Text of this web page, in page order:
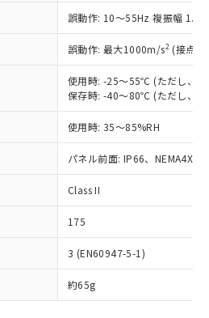
誤動作: 10～55Hz 複振幅
誤動作: 最大1000m/s2 (接点
使用時: -25～55℃ (ただし、氷
保存時: -40～80℃ (ただし、氷
使用時: 35～85%RH
パネル前面: IP66、NEMA4X,
Class II
175
3 (EN60947-5-1)
約65g
更新日時点での社内デー
作成されるものであり、閲
点での実際の在庫および標
異なる場合があることをご
状況および標準価格はお客
先、またはお客様担当のオ
機器販売店・当社販売員に
御機器販売店や当社販売拠
ネットワーク
」をご確認
び標準価格結果を当社の
く第三者に漏洩または開
うお願いします。
機能（部品リスト作成サー
利用いただくには、I-Web
ご登録されている必要が
水銀(Hg) 1000ppm以下、 カド
以下、ポリ臭化ビフェニル
、ポリ臭化ジフェニルエーテル類
フタル酸ビス(2-エチルヘキシ
1000ppm以下、フタル酸ブチ
以下、フタル酸ジブチル
下、フタル酸ジイソブチル
業用監視および制御機器に対する
物質については閾値を超える意
を確認しています。
え状況などにより、予定
があります。
準値 (GB/T26572)：
水銀) : 1000ppm、 Cd(カドミウ
、 PBBs(ポリ臭化ビフェ
ポリ臭化ジフェニルエーテ
エチルヘキシル)) : 1000ppm
期限
10物質）のすべてが基
とを示します。
用状況下において有害物
し、環境に深刻な影響を
意味します。
貨物等」という）を輸出
への提供する場合は、日本
出許可(または役務取引許
るなどの必要な手続きを
貨物を破棄する場合は、完
るなど、違法に輸出されな
な手段を講じます。
製品を、核兵器、ミサイ
器、生物兵器またはその他
これらの製造装置等に一切
せん。
社製品を第三者に販売する
1、2および3の内容を当
通知します。また当社は、
び販売に係わる関係者が違
おそれがある場合は、取
たしません。
以上の在庫あり
には満たないが在庫あり
し(最新の在庫状況につ
、お客様のお取引先、ま
客様担当のオムロン制御
売店・当社販売員にご確
い)
産機種、また在庫状況の
公開していない機種